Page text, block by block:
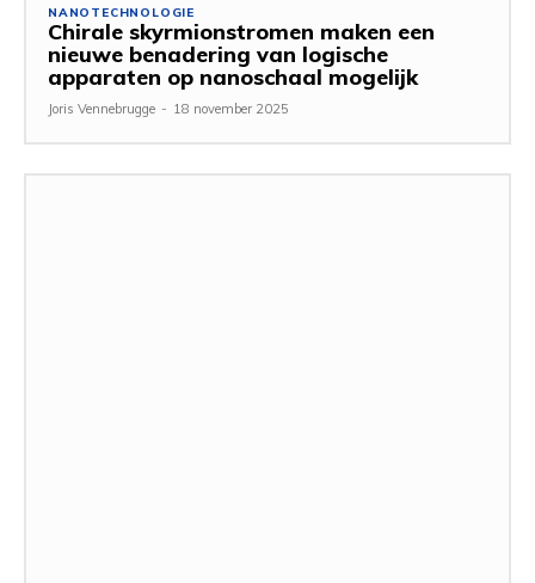
NANOTECHNOLOGIE
Chirale skyrmionstromen maken een
nieuwe benadering van logische
apparaten op nanoschaal mogelijk
Joris Vennebrugge - 18 november 2025